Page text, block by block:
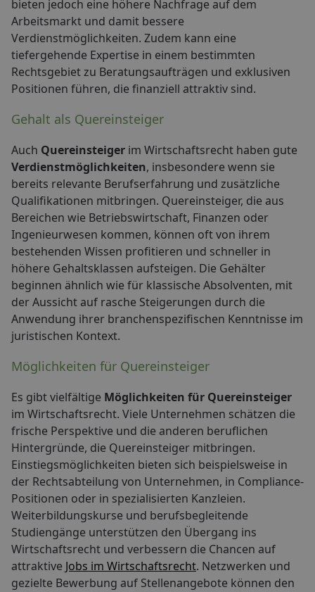
bieten jedoch eine höhere Nachfrage auf dem
Arbeitsmarkt und damit bessere
Verdienstmöglichkeiten. Zudem kann eine
tiefergehende Expertise in einem bestimmten
Rechtsgebiet zu Beratungsaufträgen und exklusiven
Positionen führen, die finanziell attraktiv sind.
Gehalt als Quereinsteiger
Auch Quereinsteiger im Wirtschaftsrecht haben gute
Verdienstmöglichkeiten, insbesondere wenn sie
bereits relevante Berufserfahrung und zusätzliche
Qualifikationen mitbringen. Quereinsteiger, die aus
Bereichen wie Betriebswirtschaft, Finanzen oder
Ingenieurwesen kommen, können oft von ihrem
bestehenden Wissen profitieren und schneller in
höhere Gehaltsklassen aufsteigen. Die Gehälter
beginnen ähnlich wie für klassische Absolventen, mit
der Aussicht auf rasche Steigerungen durch die
Anwendung ihrer branchenspezifischen Kenntnisse im
juristischen Kontext.
Möglichkeiten für Quereinsteiger
Es gibt vielfältige Möglichkeiten für Quereinsteiger
im Wirtschaftsrecht. Viele Unternehmen schätzen die
frische Perspektive und die anderen beruflichen
Hintergründe, die Quereinsteiger mitbringen.
Einstiegsmöglichkeiten bieten sich beispielsweise in
der Rechtsabteilung von Unternehmen, in Compliance-
Positionen oder in spezialisierten Kanzleien.
Weiterbildungskurse und berufsbegleitende
Studiengänge unterstützen den Übergang ins
Wirtschaftsrecht und verbessern die Chancen auf
attraktive Jobs im Wirtschaftsrecht. Netzwerken und
gezielte Bewerbung auf Stellenangebote können den